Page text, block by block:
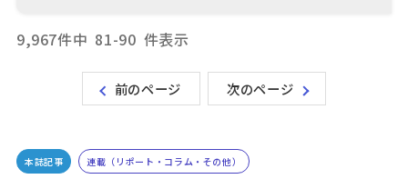
9,967件中 81-90 件表示
前のページ 次のページ
本誌記事 連載（リポート・コラム・その他）